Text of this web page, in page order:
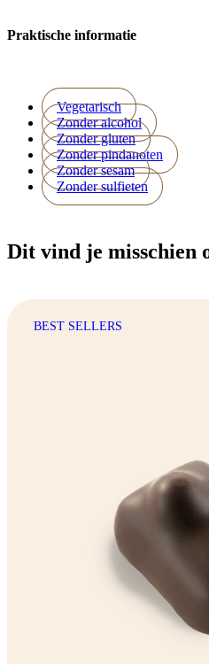
Praktische informatie
Vegetarisch
Zonder alcohol
Zonder gluten
Zonder pindanoten
Zonder sesam
Zonder sulfieten
Dit vind je misschien
BEST SELLERS